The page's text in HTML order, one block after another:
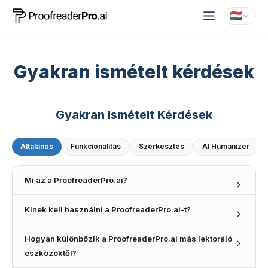
Gyakran ismételt kérdések
Gyakran Ismételt Kérdések
Általános Funkcionalitás Szerkesztés AI Humanizer
Mi az a ProofreaderPro.ai?
alapuló korrektúraplatform, amelyet akadémikusok hoztak
létre, kifejezetten más akadémiai írók igényeinek
kielégítésére. Segít a kutatóknak, posztgraduális
hallgatóknak és professzoroknak kézirataik
finomításában, a kulcsfontosságú nyelvi problémák
Kinek kell használni a ProofreaderPro.ai-t?
professzorok és posztgraduális hallgatók számára
tervezték, akiknek biztosítaniuk kell, hogy kézirataik
Hogyan különbözik a ProofreaderPro.ai más lektoráló
eszközöktől?